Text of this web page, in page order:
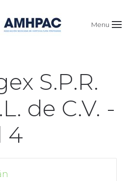
Menu
S.P.R.
de C.V. -
4